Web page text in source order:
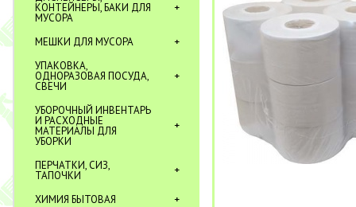
КОНТЕЙНЕРЫ, БАКИ ДЛЯ
МУСОРА
МЕШКИ ДЛЯ МУСОРА
УПАКОВКА,
ОДНОРАЗОВАЯ ПОСУДА,
СВЕЧИ
УБОРОЧНЫЙ ИНВЕНТАРЬ
И РАСХОДНЫЕ
МАТЕРИАЛЫ ДЛЯ
УБОРКИ
ПЕРЧАТКИ, СИЗ,
ТАПОЧКИ
ХИМИЯ БЫТОВАЯ